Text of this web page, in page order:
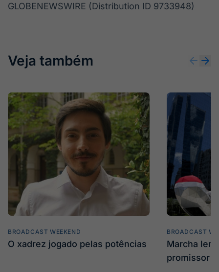
GLOBENEWSWIRE (Distribution ID 9733948)
Veja também
BROADCAST WEEKEND
O xadrez jogado pelas potências
BROADCAST
Marcha
promissor